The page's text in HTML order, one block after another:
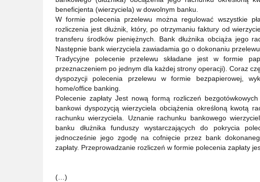
beneficjenta (wierzyciela) w dowolnym banku.
W formie polecenia przelewu można regulować wszystkie
rozliczenia jest dłużnik, który, po otrzymaniu faktury od
transferu środków pieniężnych. Bank dłużnika obciąża jego
Następnie bank wierzyciela zawiadamia go o dokonaniu przelewu.
Tradycyjne polecenie przelewu składane jest w formie
przeznaczeniem po jednym dla każdej strony operacji). Coraz
dyspozycji polecenia przelewu w formie bezpapierowej,
home/office banking.
Polecenie zapłaty Jest nową formą rozliczeń
bankowi dyspozycją wierzyciela obciążenia określoną kwotą
rachunku wierzyciela. Uznanie rachunku bankowego
banku dłużnika funduszy wystarczających do pokrycia
jednocześnie jego zgodę na cofnięcie przez bank
zapłaty. Przeprowadzanie rozliczeń w formie polecenia zapłaty
(…)